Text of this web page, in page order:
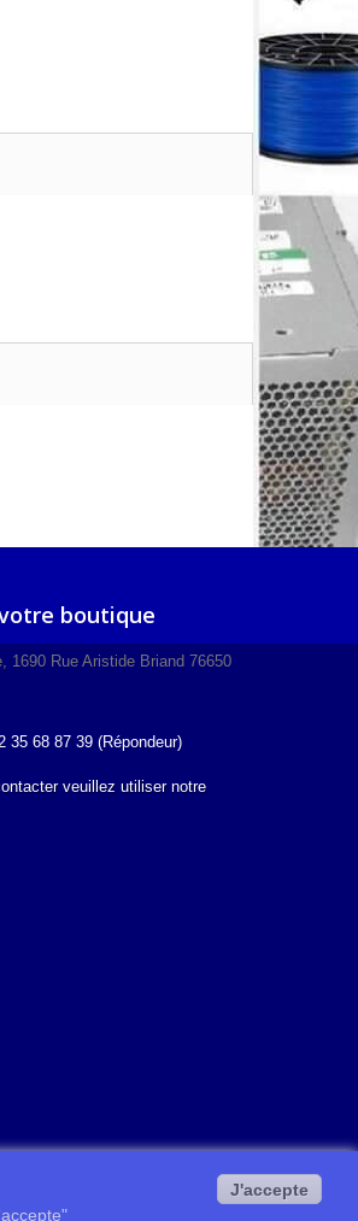
boutique
1690 Rue Aristide Briand 76650
35 68 87 39 (Répondeur)
veuillez utiliser notre
J'accepte